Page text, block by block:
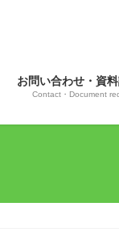
お問い合わせ・資
Contact・Document